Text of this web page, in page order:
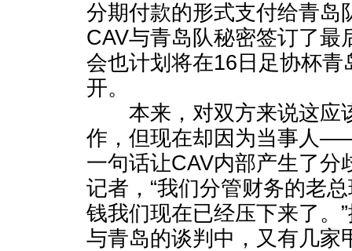
分期付款的形式支付给青岛
CAV与青岛队秘密签订了最
会也计划将在16日足协杯
开。
本来，对双方来说这应
作，但现在却因为当事人
一句话让CAV内部产生了分
记者，“我们分管财务的老
钱我们现在已经压下来了。
与青岛的谈判中，又有几家